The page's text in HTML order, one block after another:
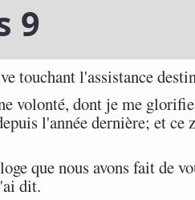
9
touchant l'assistance
volonté, dont je me
l'année dernière; et
que nous avons fait de
dit.